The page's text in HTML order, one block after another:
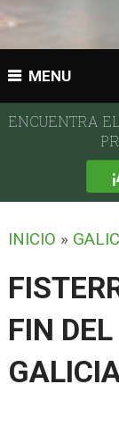
MENU
ENCUENTRA
INICIO »
FIN